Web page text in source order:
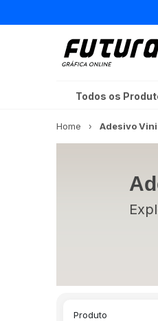
Todos os
Home Adesivo
Produto